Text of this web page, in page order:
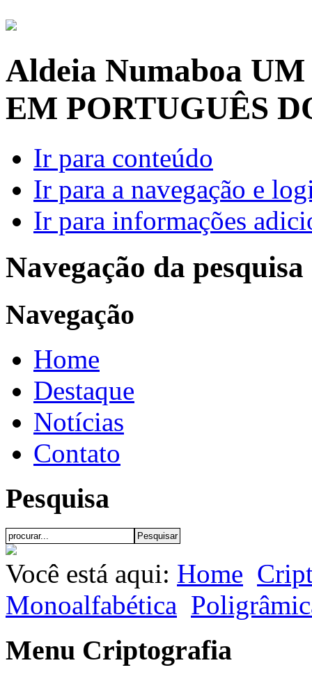
Aldeia Numaboa UM
EM PORTUGUÊS
Ir para conteúdo
Ir para a navegação e
Ir para informações
Navegação da pesquisa
Navegação
Home
Destaque
Notícias
Contato
Pesquisa
Você está aqui: Home
Monoalfabética
Menu Criptografia